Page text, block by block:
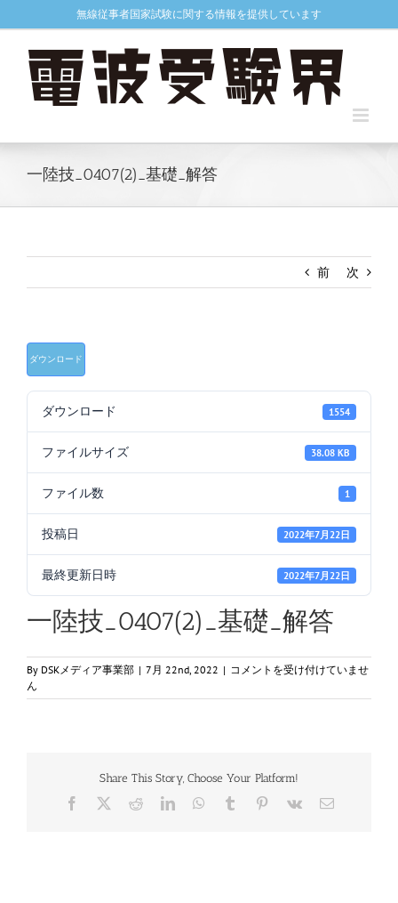
to
無線従事者国家試験に関する情報を提供しています
一陸技_0407(2)_基礎_解答
前 次
ダウンロード
ダウンロード 1554
ファイルサイズ 38.08 KB
ファイル数 1
投稿日 2022年7月22日
最終更新日時 2022年7月22日
一陸技_0407(2)_基礎_解答
By DSKメディア事業部 | 7月 22nd, 2022 | 一
技
解
答
は
コメントを受け付けていませ
ん
Share This Story, Choose Your Platform!
Facebook RedditLinkedInWhatsApp
Tumblr Pinterest
Vk
電